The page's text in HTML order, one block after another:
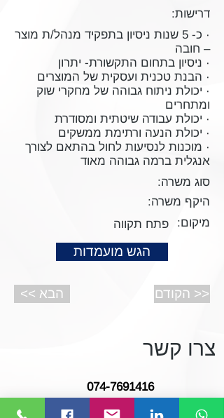
דרישות:
· כ- 5 שנות ניסיון בתפקיד מנהל/ת מוצר
– חובה
· ניסיון בתחום התקשורת- יתרון
· הבנת טכנית ועסקית של המוצרים
· יכולת ניתוח גבוהה של מחקרי שוק
ומתחרים
· יכולת עבודה שיטתית ומסודרת
· יכולת הנעה ורתימת ממשקים
· מוכנות לנסיעות לחול בהתאם לצורך
אנגלית ברמה גבוהה מאוד
סוג משרה:
היקף משרה:
מיקום:
פתח תקווה
הגש מועמדות
<< הבא הקודם >>
צרו קשר
074-7691416